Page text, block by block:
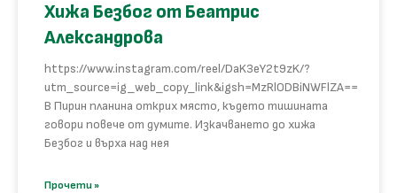
Хижа Безбог от Беатрис
Александрова
https://www.instagram.com/reel/DaK3eY2t9zK/?
utm_source=ig_web_copy_link&igsh=MzRlODBiNWFlZA==
В Пирин планина открих място, където тишината
говори повече от думите. Изкачването до хижа
Безбог и върха над нея
Прочети »